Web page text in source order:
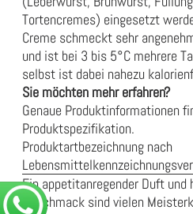
Tortencremes) eingesetzt
Creme schmeckt sehr
und ist bei 3 bis 5°C mehrere
selbst ist dabei nahezu
Sie möchten mehr erfahren?
Genaue Produktinformationen
Produktspezifikation.
Produktartbezeichnung nach
Ein appetitanregender Duft und
Geschmack sind vielen